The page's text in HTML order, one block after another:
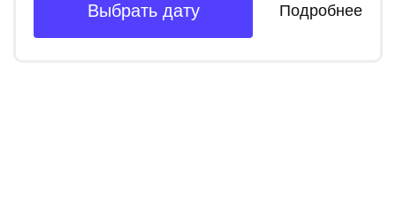
Выбрать дату Подробнее